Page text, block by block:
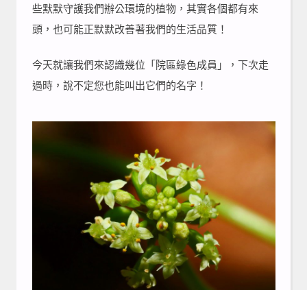
些默默守護我們辦公環境的植物，其實各個都有來
頭，也可能正默默改善著我們的生活品質！
今天就讓我們來認識幾位「院區綠色成員」，下次走
過時，說不定您也能叫出它們的名字！